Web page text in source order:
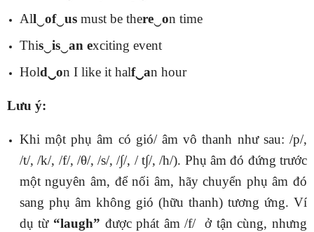
All of‿ usmust be there‿ on time
This‿ is‿ an exciting event
Hold‿on I like it half‿an hour
Lưu ý:
Khi một phụ âm có gió/ âm vô thanh như sau: /p/,
/t/, /k/, /f/, /θ/, /s/, /∫/, / t∫/, /h/). Phụ âm đó đứng trước
một nguyên âm, để nối âm, hãy chuyển phụ âm đó
sang phụ âm không gió (hữu thanh) tương ứng. Ví
dụ từ “laugh” được phát âm /f/ ở tận cùng, nhưng